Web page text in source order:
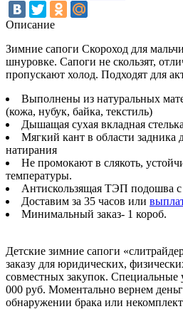
Описание
Зимние сапоги Скороход для
шнуровке. Сапоги не скользят,
пропускают холод. Подходят для
Выполнены из натуральных
(кожа, нубук, байка, текстиль)
Дышащая сухая вкладная
Мягкий кант в области задника
натирания
Не промокают в слякоть,
температуры.
Антискользящая ТЭП подошва
Доставим за 35 часов или
Минимальный заказ- 1 короб.
Детские зимние сапоги
заказу для юридических,
совместных закупок. Специальные
000 руб. Моментально вернем
обнаружении брака или